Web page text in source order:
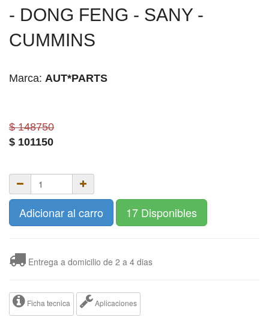
- DONG FENG - SANY -
CUMMINS
Marca: AUT*PARTS
$ 148750
$ 101150
Adicionar al carro 17 Disponibles
Entrega a domicilio de 2 a 4 dias
Ficha tecnica Aplicaciones